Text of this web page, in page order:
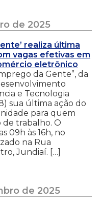
de 2025
realiza última
vagas efetivas em
eletrônico
da Gente”, da
e Tecnologia
sua última ação do
para quem
de trabalho. O
09h às 16h, no
na Rua
Jundiaí. […]
de 2025